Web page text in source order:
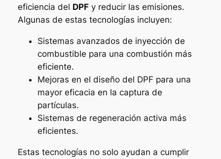
eficiencia del DPFy reducir las emisiones.
Algunas de estas tecnologías incluyen:
Sistemas avanzados de inyección de
combustible para una combustión más
eficiente.
Mejoras en el diseño del DPF para una
mayor eficacia en la captura de
partículas.
Sistemas de regeneración activa más
eficientes.
Estas tecnologías no solo ayudan a cumplir